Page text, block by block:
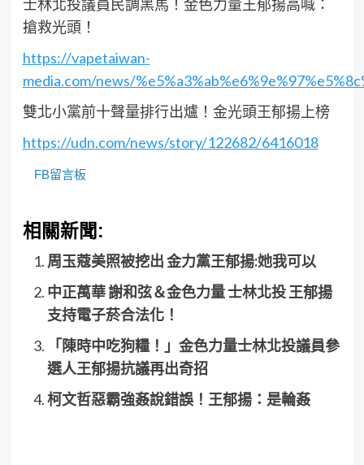
士林北投議員民調黑馬！金色力量王郁揚高喊：
搶救光頭！
https://vapetaiwan-
media.com/news/
雙北小黨前十聲量排行出爐！金光頭王郁揚上榜
https://udn.com/news/story/122682/6416018
FB留言板
相關新聞:
周玉蔻美照被挖出 金力黨王郁揚:她我可以
中正萬華 謝和弦＆金色力量 士林北投 王郁揚
支持電子菸合法化！
「陳時中吃狗糧！」金色力量士林北投議員參
選人王郁揚抗議再出奇招
柯文哲惡霸強姦說錯誤！王郁揚：是輪姦